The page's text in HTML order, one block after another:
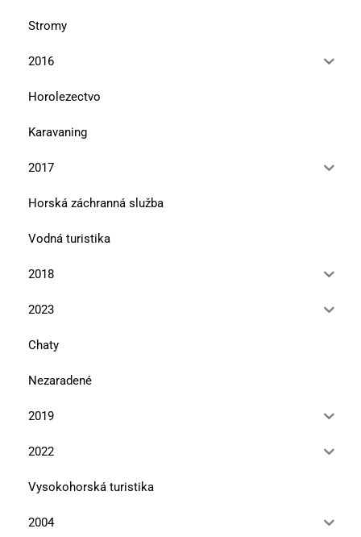
Stromy
2016
Horolezectvo
Karavaning
2017
Horská záchranná služba
Vodná turistika
2018
2023
Chaty
Nezaradené
2019
2022
Vysokohorská turistika
2004